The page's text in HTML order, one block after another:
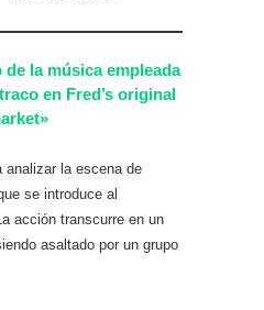
la música empleada
en Fred’s original
analizar la escena de
se introduce al
acción transcurre en un
asaltado por un grupo